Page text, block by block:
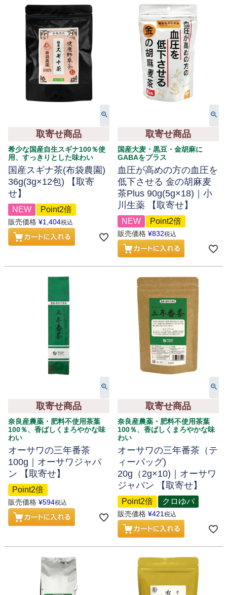
取寄せ商品
希少な国産自生スギナ100％使
用、すっきりとした味わい
国産スギナ茶(布袋農園)
36g(3g×12包) 【取寄
せ】
NEW Point2倍
販売価格 ¥1,404税込
取寄せ商品
国産大麦・黒豆・金胡麻に
GABAをプラス
血圧が高めの方の血圧を
低下させる 金の胡麻麦
茶Plus 90g(5g×18)｜小
川生薬 【取寄せ】
NEW Point2倍
販売価格 ¥832税込
取寄せ商品
奈良産農薬・肥料不使用茶葉
100％、香ばしくまろやかな味
わい
オーサワの三年番茶
100g｜オーサワジャパ
ン 【取寄せ】
Point2倍
販売価格 ¥594税込
取寄せ商品
奈良産農薬・肥料不使用茶葉
100％、香ばしくまろやかな味
わい
オーサワの三年番茶（テ
ィーバッグ)
20g（2g×10)｜オーサワ
ジャパン 【取寄せ】
Point2倍 クロゆパ
販売価格 ¥421税込